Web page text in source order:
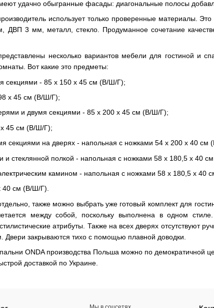
удачно обыгранные фасады: диагональные полосы
использует только проверенные материалы.
3 мм, металл, стекло. Продуманное сочетание
несколько вариантов мебели для гостиной и
Вот какие это предметы:
секциями - 85 х 150 х 45 см (В/Ш/Г);
х 45 см (В/Ш/Г);
и двумя секциями - 85 х 200 х 45 см (В/Ш/Г);
х 45 см (В/Ш/Г);
секциями на дверях - напольная с ножками 54 х 200 х 40
и стеклянной полкой - напольная с ножками 58 х 180,5 х 40
камином - напольная с ножками 58 х 180,5 х
40 см (В/Ш/Г).
также можно выбрать уже готовый комплект для
между собой, поскольку выполнена в одном
атрибуты. Также на всех дверях отсутствуют
закрываются тихо с помощью плавной доводки.
ONDA производства Польша можно по демократичной
доставкой по Украине.